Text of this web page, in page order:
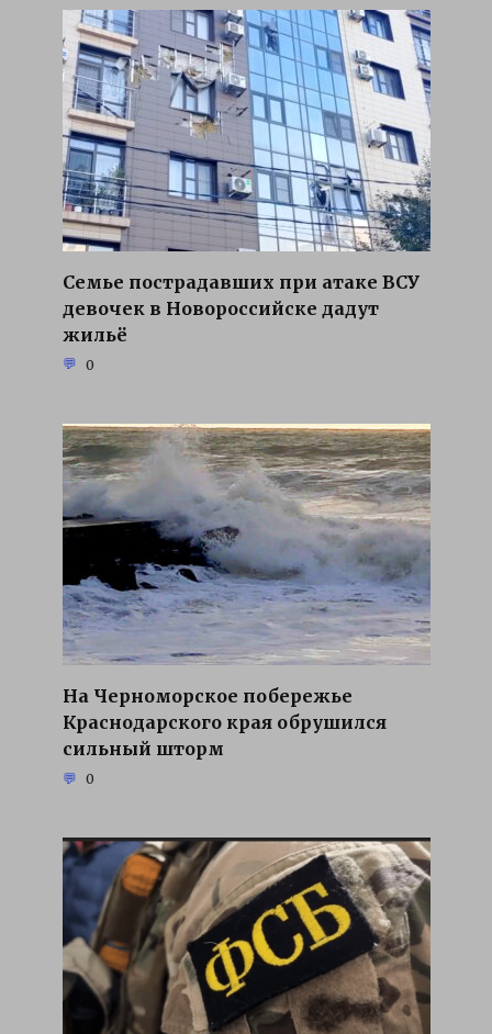
Семье пострадавших при атаке ВСУ
девочек в Новороссийске дадут
жильё
0
На Черноморское побережье
Краснодарского края обрушился
сильный шторм
0